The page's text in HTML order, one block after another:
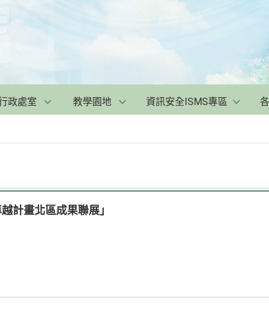
政處室 教學園地 資訊安全ISMS專區
計畫北區成果聯展」